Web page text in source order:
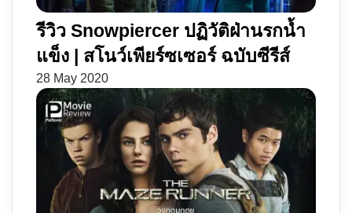
รีวิว Snowpiercer ปฏิวัติฝ่านรกน้ำ
แข็ง | สโนว์เพียร์ซเซอร์ ฉบับซีรีส์
28 May 2020